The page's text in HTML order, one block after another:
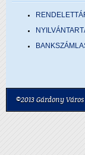
©2013 Gárdony